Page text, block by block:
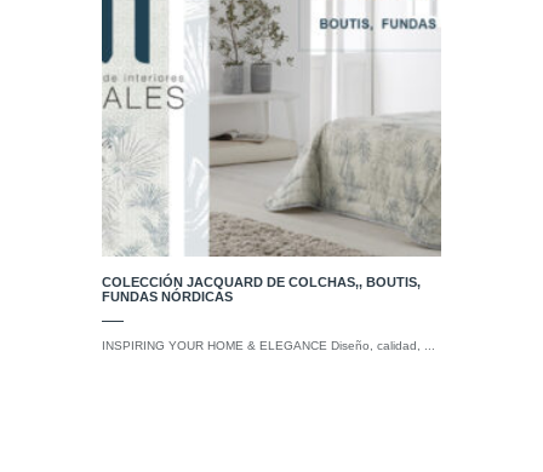
COLECCIÓN JACQUARD DE COLCHAS,, BOUTIS,
FUNDAS NÓRDICAS
INSPIRING YOUR HOME & ELEGANCE Diseño, calidad, ...